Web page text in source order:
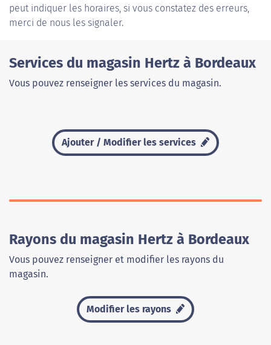
peut indiquer les horaires, si vous constatez des erreurs,
merci de nous les signaler.
Services du magasin Hertz à Bordeaux
Vous pouvez renseigner les services du magasin.
Ajouter / Modifier les services
Rayons du magasin Hertz à Bordeaux
Vous pouvez renseigner et modifier les rayons du
magasin.
Modifier les rayons